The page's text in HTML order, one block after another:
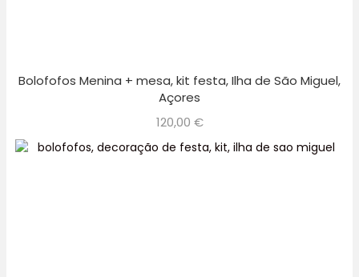
Bolofofos Menina + mesa, kit festa, Ilha de São Miguel,
Açores
120,00 €